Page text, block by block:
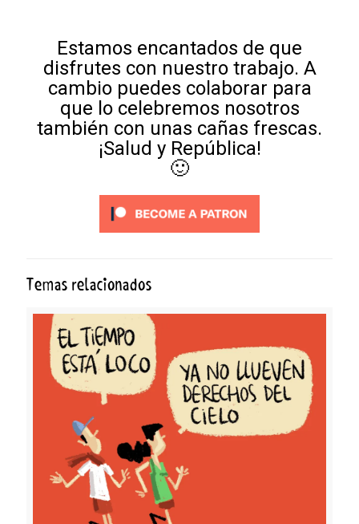
Estamos encantados de que
disfrutes con nuestro trabajo. A
cambio puedes colaborar para
que lo celebremos nosotros
también con unas cañas frescas.
¡Salud y República!
🙂
Temas relacionados